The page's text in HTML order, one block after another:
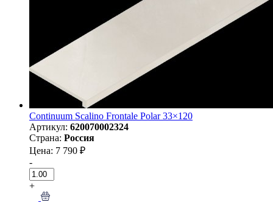
Continuum Scalino Frontale Polar 33×120
Артикул: 620070002324
Страна: Россия
Цена: 7 790 ₽
-
+